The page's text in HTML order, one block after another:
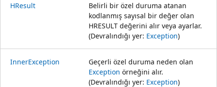
HResult
Belirli bir özel duruma atanan
kodlanmış sayısal bir değer olan
HRESULT değerini alır veya ayarlar.
(Devralındığı yer: Exception)
InnerException
Geçerli özel duruma neden olan
Exception örneğini alır.
(Devralındığı yer: Exception)